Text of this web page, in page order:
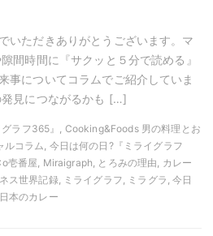
いただきありがとうございます。マ
間時間に『サクッと５分で読める』
事についてコラムでご紹介していま
見につながるかも […]
ラフ365』, Cooking&Foods 男の料理とお
ルコラム, 今日は何の日?『ミライグラフ
壱番屋, Miraigraph, とろみの理由, カレー
ス世界記録, ミライグラフ, ミラグラ, 今日
本のカレー